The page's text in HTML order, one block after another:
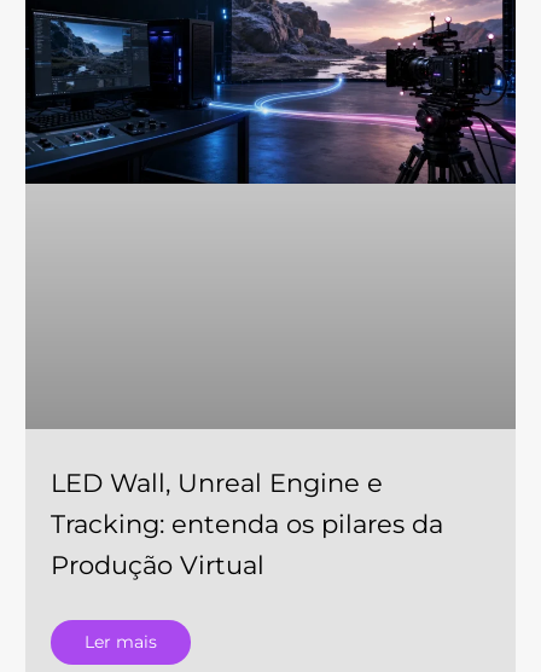
LED Wall, Unreal Engine e
Tracking: entenda os pilares da
Produção Virtual
Ler mais